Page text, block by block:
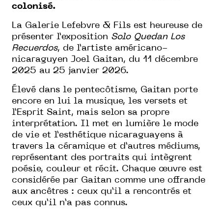
colonisé.
La Galerie Lefebvre & Fils est heureuse de
présenter l’exposition Solo Quedan Los
Recuerdos, de l’artiste américano-
nicaraguyen Joel Gaitan, du 11 décembre
2025 au 25 janvier 2026.
Élevé dans le pentecôtisme, Gaitan porte
encore en lui la musique, les versets et
l’Esprit Saint, mais selon sa propre
interprétation. Il met en lumière le mode
de vie et l’esthétique nicaraguayens à
travers la céramique et d’autres médiums,
représentant des portraits qui intègrent
poésie, couleur et récit. Chaque œuvre est
considérée par Gaitan comme une offrande
aux ancêtres : ceux qu’il a rencontrés et
ceux qu’il n’a pas connus.